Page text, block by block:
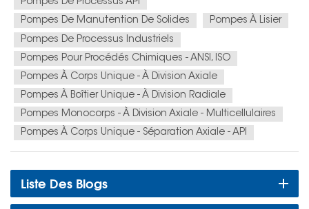
données, prédire ses propres besoins de maintenance et
s'intégrer parfaitement à un écosystème d'usine
intelligente ?Chez Hefei Huasheng (CNHS), ce n'est pas un
concept futuriste, c'est une réalité. Nous sommes à l'avant-
garde de la révolution des pompes intelligentes, intégrant
des technologies comme l'IA, l'IoT et le Big Data au cœur de
nos solutions industrielles.Du bourreau de travail mécanique
à l'actif intelligentNotre récent prix SINOPEC du progrès
parfaitement notre vision. Il ne s'agit pas seulement
d'automatisation ; il s'agit de transformer toute la
Pompes De Processus API
Pompes De Manutention De Solides
Pompes À Lisier
Pompes De Processus Industriels
Pompes Pour Procédés Chimiques - ANSI, ISO
Pompes À Corps Unique - À Division Axiale
Pompes À Boîtier Unique - À Division Radiale
Pompes Monocorps - À Division Axiale - Multicellulaires
Pompes À Corps Unique - Séparation Axiale - API
Liste Des Blogs